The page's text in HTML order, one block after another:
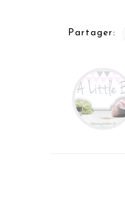
Partager: